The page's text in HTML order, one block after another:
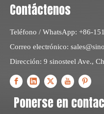
Contáctenos
Teléfono / WhatsApp: +86-
Correo electrónico:
Dirección: 9 sinosteel Ave.,
Ponerse en